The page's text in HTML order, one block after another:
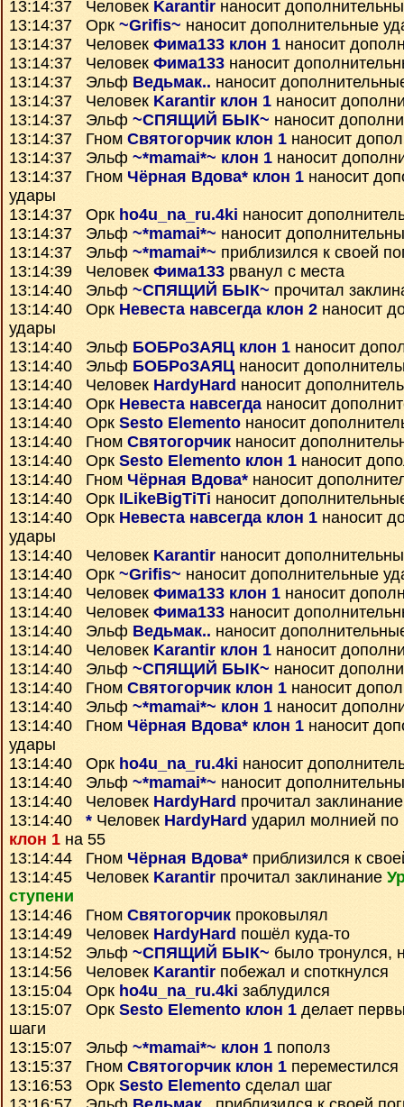
13:14:37 Человек Karantir наносит
13:14:37 Орк ~Grifis~ наносит дополнительные
13:14:37 Человек Фима133 клон 1 наносит
13:14:37 Человек Фима133 наносит
13:14:37 Эльф Ведьмак.. наносит
13:14:37 Человек Karantir клон 1 наносит
13:14:37 Эльф ~СПЯЩИЙ БЫК~ наносит
13:14:37 Гном Святогорчик клон 1 наносит
13:14:37 Эльф ~*mamai*~ клон 1 наносит
13:14:37 Гном Чёрная Вдова* клон 1 наносит
удары
13:14:37 Орк ho4u_na_ru.4ki наносит
13:14:37 Эльф ~*mamai*~ наносит
13:14:37 Эльф ~*mamai*~ приблизился к своей
13:14:39 Человек Фима133 рванул с места
13:14:40 Эльф ~СПЯЩИЙ БЫК~ прочитал
13:14:40 Орк Невеста навсегда клон 2 наносит
удары
13:14:40 Эльф БОБРоЗАЯЦ клон 1 наносит
13:14:40 Эльф БОБРоЗАЯЦ наносит
13:14:40 Человек HardyHard наносит
13:14:40 Орк Невеста навсегдананосит
13:14:40 Орк Sesto Elemento наносит
13:14:40 Гном Святогорчик наносит
13:14:40 Орк Sesto Elemento клон 1 наносит
13:14:40 Гном Чёрная Вдова* наносит
13:14:40 Орк ILikeBigTiTi наносит
13:14:40 Орк Невеста навсегда клон 1 наносит
удары
13:14:40 Человек Karantir наносит
13:14:40 Орк ~Grifis~ наносит дополнительные
13:14:40 Человек Фима133 клон 1 наносит
13:14:40 Человек Фима133 наносит
13:14:40 Эльф Ведьмак.. наносит
13:14:40 Человек Karantir клон 1 наносит
13:14:40 Эльф ~СПЯЩИЙ БЫК~ наносит
13:14:40 Гном Святогорчик клон 1 наносит
13:14:40 Эльф ~*mamai*~ клон 1 наносит
13:14:40 Гном Чёрная Вдова* клон 1 наносит
удары
13:14:40 Орк ho4u_na_ru.4ki наносит
13:14:40 Эльф ~*mamai*~ наносит
13:14:40 Человек HardyHard прочитал
13:14:40 * Человек HardyHard ударил молнией
клон 1 на 55
13:14:44 Гном Чёрная Вдова* приблизился к
13:14:45 Человек Karantir прочитал заклинание
ступени
13:14:46 Гном Святогорчик проковылял
13:14:49 Человек HardyHard пошёл куда-то
13:14:52 Эльф ~СПЯЩИЙ БЫК~ было тронулся,
13:14:56 Человек Karantir побежал и споткнулся
13:15:04 Орк ho4u_na_ru.4ki заблудился
13:15:07 Орк Sesto Elemento клон 1 делает
шаги
13:15:07 Эльф ~*mamai*~ клон 1 пополз
13:15:37 Гном Святогорчик клон 1 переместился
13:16:53 Орк Sesto Elemento сделал шаг